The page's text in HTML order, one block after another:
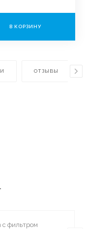
В КОРЗИНУ
ОТЗЫВЫ
с фильтром